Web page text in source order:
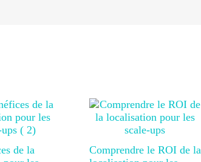
de la
Comprendre le ROI de la